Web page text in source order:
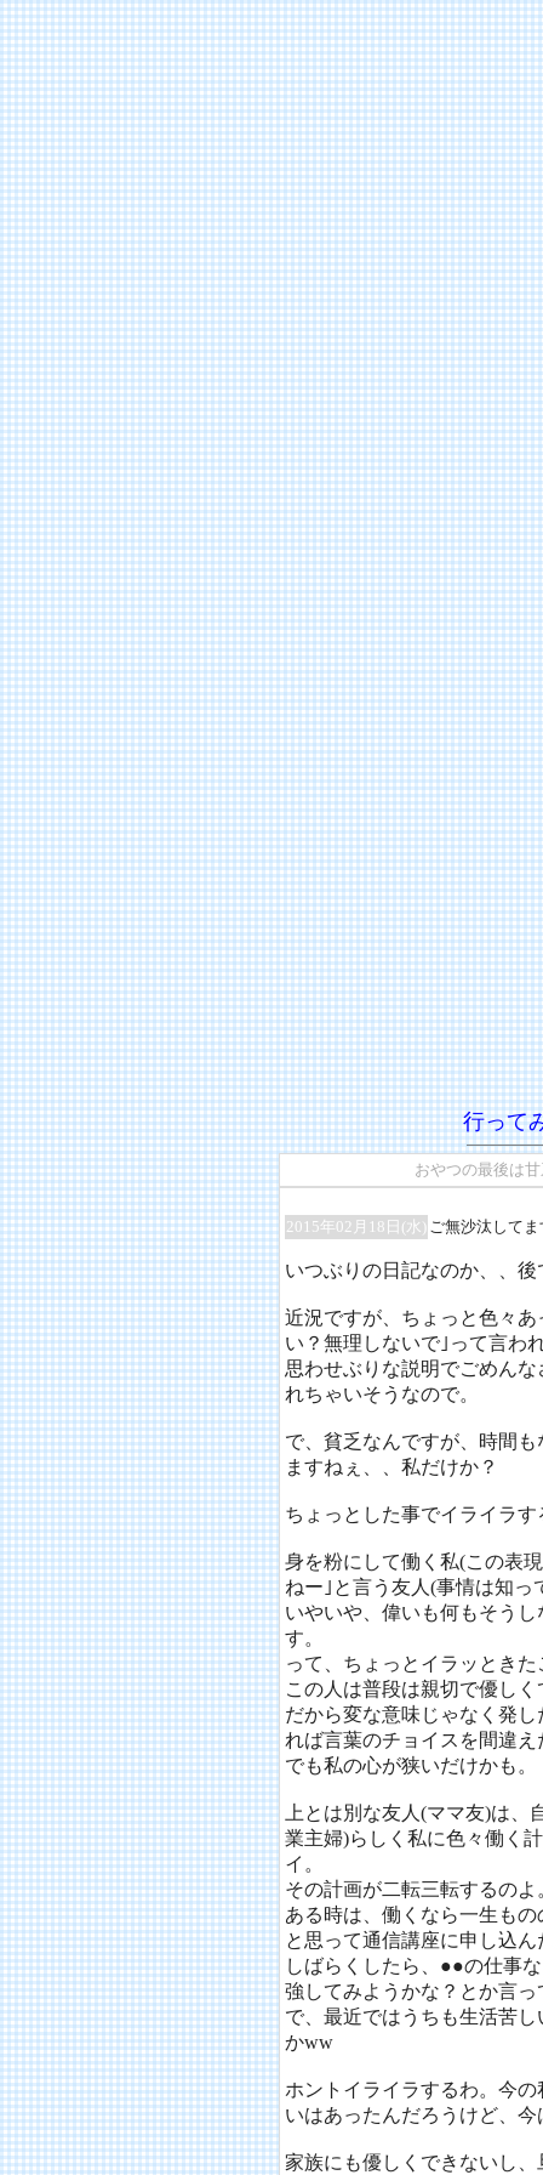
行って
おやつの最後は
2015年02月18日(水) ご無沙汰してま
いつぶりの日記なのか、、
近況ですが、ちょっと色々
い？無理しないで｣って言わ
思わせぶりな説明でごめん
れちゃいそうなので。
で、貧乏なんですが、時間
ますねぇ、、私だけか？
ちょっとした事でイライラ
身を粉にして働く私(この表
ねー｣と言う友人(事情は知っ
いやいや、偉いも何もそう
す。
って、ちょっとイラッとき
この人は普段は親切で優し
だから変な意味じゃなく発
れば言葉のチョイスを間違
でも私の心が狭いだけかも。
上とは別な友人(ママ友)は
業主婦)らしく私に色々働く
イ。
その計画が二転三転するのよ
ある時は、働くなら一生も
と思って通信講座に申し込
しばらくしたら、●●の仕事
強してみようかな？とか言っ
で、最近ではうちも生活苦
かww
ホントイライラするわ。今
いはあったんだろうけど、
家族にも優しくできないし